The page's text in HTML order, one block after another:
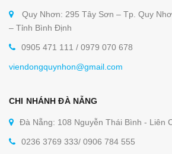
Quy Nhơn: 295 Tây Sơn – Tp. Quy
– Tỉnh Bình Định
0905 471 111 / 0979 070 678
viendongquynhon@gmail.com
CHI NHÁNH ĐÀ NẴNG
Đà Nẵng: 108 Nguyễn Thái Bình - Liên
0236 3769 333/ 0906 784 555